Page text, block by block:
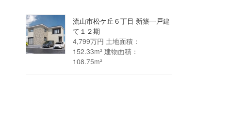
流山市松ケ丘６丁目 新築一戸建
て１２期
4,799万円 土地面積：
152.33m² 建物面積：
108.75m²